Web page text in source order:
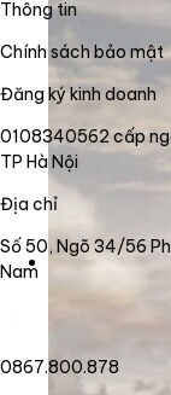
Thông tin
Chính sách bảo mật
Đăng ký kinh doanh
0108340562 cấp
TP Hà Nội
Địa chỉ
Số 50, Ngõ 34/56
Nam
0867.800.878